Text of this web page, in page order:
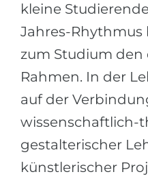
kleine
Jahres-Rhythmus
zum Studium den
Rahmen. In der
auf der
wissenschaftlich-
gestalterischer
künstlerischer